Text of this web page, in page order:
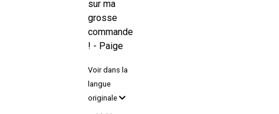
sur ma
grosse
commande
! - Paige
Voir dans la
langue
originale